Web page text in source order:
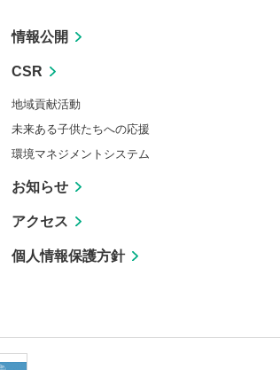
情報公開
CSR
地域貢献活動
未来ある子供たちへの応援
環境マネジメントシステム
お知らせ
アクセス
個人情報保護方針